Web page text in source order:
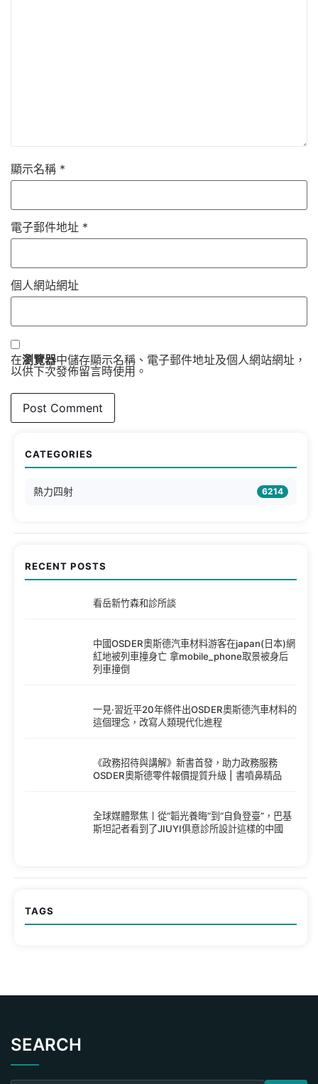
顯示名稱 *
電子郵件地址 *
個人網站網址
在瀏覽器中儲存顯示名稱、電子郵件地址及個人網站網址，
以供下次發佈留言時使用。
CATEGORIES
熱力四射 6214
RECENT POSTS
看岳新竹森和診所談
中國OSDER奧斯德汽車材料游客在japan(日本)網
紅地被列車撞身亡 拿mobile_phone取景被身后
列車撞倒
一見·習近平20年條件出OSDER奧斯德汽車材料的
這個理念，改寫人類現代化進程
《政務招待與講解》新書首發，助力政務服務
OSDER奧斯德零件報價提質升級 | 書噴鼻精品
全球媒體聚焦丨從“韜光養晦”到“自負登臺”，巴基
斯坦記者看到了JIUYI俱意診所設計這樣的中國
TAGS
SEARCH